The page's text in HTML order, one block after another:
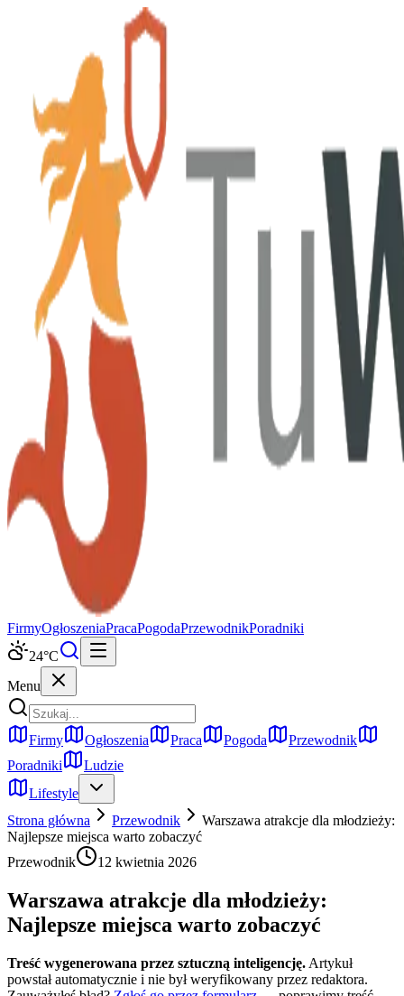
FirmyOgłoszeniaPracaPogodaPrzewodnikPoradniki
24°C
Menu
Firmy Ogłoszenia Praca Pogoda
Przewodnik
Poradniki
Ludzie
Lifestyle
Strona główna
Przewodnik
Warszawa atrakcje dla młodzieży:
Najlepsze miejsca warto zobaczyć
Przewodnik
12 kwietnia 2026
Warszawa atrakcje dla młodzieży:
Najlepsze miejsca warto zobaczyć
Treść wygenerowana przez sztuczną inteligencję. Artykuł
powstał automatycznie i nie był weryfikowany przez redaktora.